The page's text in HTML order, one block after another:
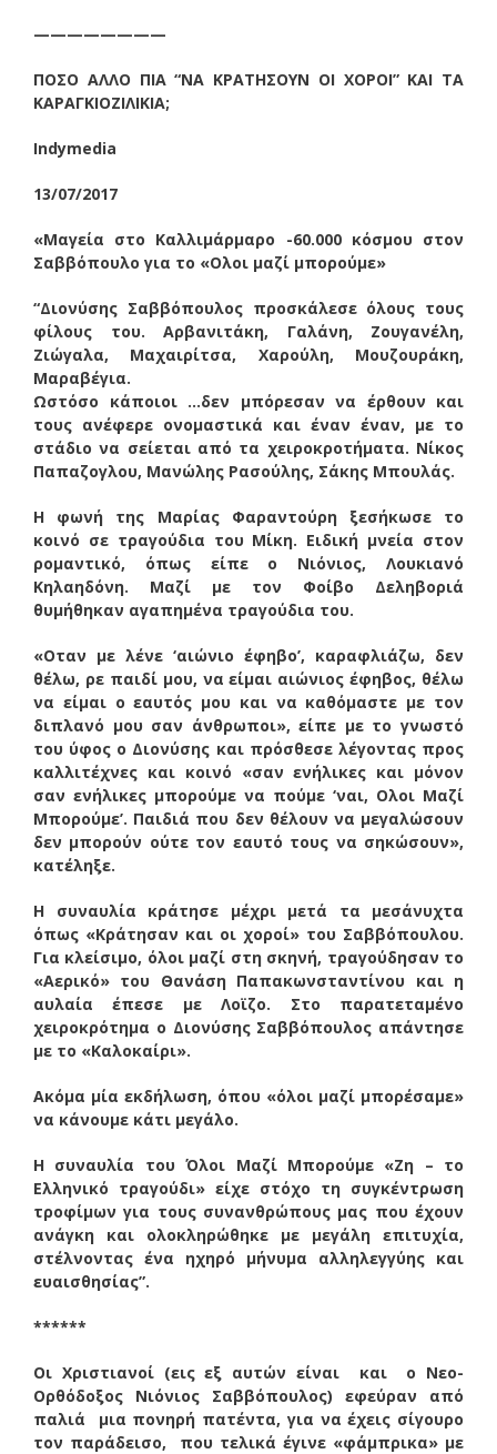
————————
ΠΟΣΟ ΑΛΛΟ ΠΙΑ “ΝΑ ΚΡΑΤΗΣΟΥΝ ΟΙ ΧΟΡΟΙ” ΚΑΙ ΤΑ
ΚΑΡΑΓΚΙΟΖΙΛΙΚΙΑ;
Ιndymedia
13/07/2017
«Μαγεία στο Καλλιμάρμαρο -60.000 κόσμου στον
Σαββόπουλο για το «Ολοι μαζί μπορούμε»
“Διονύσης Σαββόπουλος προσκάλεσε όλους τους
φίλους του. Αρβανιτάκη, Γαλάνη, Ζουγανέλη,
Ζιώγαλα, Μαχαιρίτσα, Χαρούλη, Μουζουράκη,
Μαραβέγια.
Ωστόσο κάποιοι …δεν μπόρεσαν να έρθουν και
τους ανέφερε ονομαστικά και έναν έναν, με το
στάδιο να σείεται από τα χειροκροτήματα. Νίκος
Παπαζογλου, Μανώλης Ρασούλης, Σάκης Μπουλάς.
H φωνή της Μαρίας Φαραντούρη ξεσήκωσε το
κοινό σε τραγούδια του Μίκη. Ειδική μνεία στον
ρομαντικό, όπως είπε ο Νιόνιος, Λουκιανό
Κηλαηδόνη. Μαζί με τον Φοίβο Δεληβοριά
θυμήθηκαν αγαπημένα τραγούδια του.
«Οταν με λένε ‘αιώνιο έφηβο’, καραφλιάζω, δεν
θέλω, ρε παιδί μου, να είμαι αιώνιος έφηβος, θέλω
να είμαι ο εαυτός μου και να καθόμαστε με τον
διπλανό μου σαν άνθρωποι», είπε με το γνωστό
του ύφος ο Διονύσης και πρόσθεσε λέγοντας προς
καλλιτέχνες και κοινό «σαν ενήλικες και μόνον
σαν ενήλικες μπορούμε να πούμε ‘ναι, Ολοι Μαζί
Μπορούμε’. Παιδιά που δεν θέλουν να μεγαλώσουν
δεν μπορούν ούτε τον εαυτό τους να σηκώσουν»,
κατέληξε.
Η συναυλία κράτησε μέχρι μετά τα μεσάνυχτα
όπως «Κράτησαν και οι χοροί» του Σαββόπουλου.
Για κλείσιμο, όλοι μαζί στη σκηνή, τραγούδησαν το
«Αερικό» του Θανάση Παπακωνσταντίνου και η
αυλαία έπεσε με Λοϊζο. Στο παρατεταμένο
χειροκρότημα ο Διονύσης Σαββόπουλος απάντησε
με το «Καλοκαίρι».
Ακόμα μία εκδήλωση, όπου «όλοι μαζί μπορέσαμε»
να κάνουμε κάτι μεγάλο.
Η συναυλία του Όλοι Μαζί Μπορούμε «Ζη – το
Ελληνικό τραγούδι» είχε στόχο τη συγκέντρωση
τροφίμων για τους συνανθρώπους μας που έχουν
ανάγκη και ολοκληρώθηκε με μεγάλη επιτυχία,
στέλνοντας ένα ηχηρό μήνυμα αλληλεγγύης και
ευαισθησίας”.
******
Οι Χριστιανοί (εις εξ αυτών είναι και ο Νεο-
Ορθόδοξος Νιόνιος Σαββόπουλος) εφεύραν από
παλιά μια πονηρή πατέντα, για να έχεις σίγουρο
τον παράδεισο, που τελικά έγινε «φάμπρικα» με